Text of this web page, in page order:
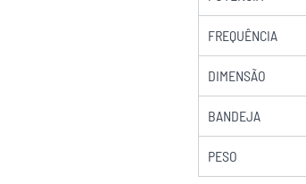
FREQUÊNCIA
DIMENSÃO
BANDEJA
PESO